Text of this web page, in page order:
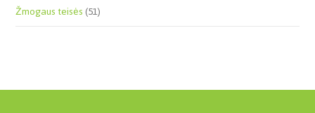
Žmogaus teisės(51)